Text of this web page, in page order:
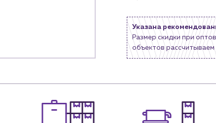
Указана
Размер скидки при
объектов